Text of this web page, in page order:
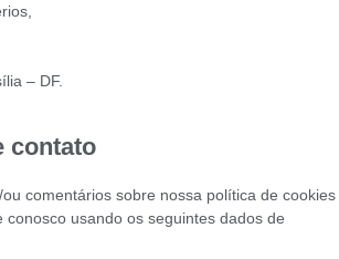
– DF.
contato
comentários sobre nossa política de cookies
conosco usando os seguintes dados de